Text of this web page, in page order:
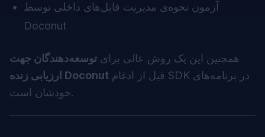
آزمون نحوه‌ی مدیریت فایل‌های داخلی توسط
Doconut
همچنین این یک روش عالی برای توسعه‌دهندگان جهت
ارزیابی زنده Doconut
خودشان است.